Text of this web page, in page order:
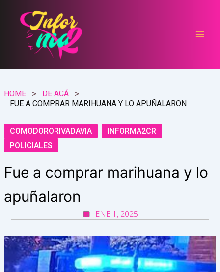
contenido
HOME
DE ACÁ
FUE A COMPRAR MARIHUANA Y LO APUÑALARON
COMODORORIVADAVIA
INFORMA2CR
POLICIALES
Fue a comprar marihuana y lo
apuñalaron
ENE 1, 2025